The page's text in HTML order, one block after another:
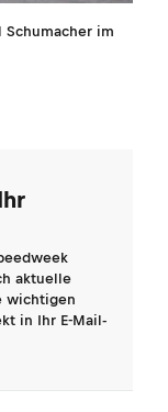
im
aktuelle
wichtigen
in Ihr E-Mail-